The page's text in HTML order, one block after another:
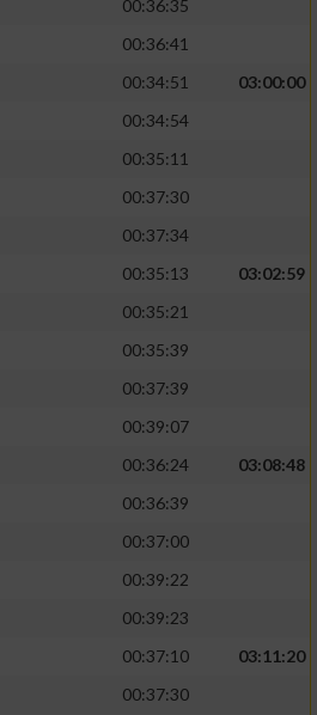
00:36:35
00:36:41
00:34:51
03:00:00
00:34:54
00:35:11
00:37:30
00:37:34
00:35:13
03:02:59
00:35:21
00:35:39
00:37:39
00:39:07
00:36:24
03:08:48
00:36:39
00:37:00
00:39:22
00:39:23
00:37:10
03:11:20
00:37:30